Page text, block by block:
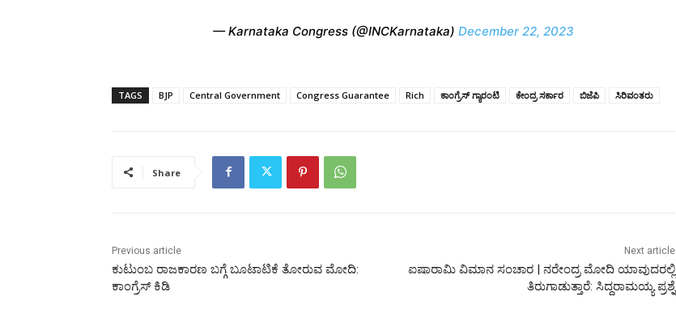
— Karnataka Congress (@INCKarnataka) December 22, 2023
TAGS BJP Central Government Congress Guarantee Rich ಕಾಂಗ್ರೆಸ್‌ ಗ್ಯಾರಂಟಿ ಕೇಂದ್ರ ಸರ್ಕಾರ ಬಿಜೆಪಿ ಸಿರಿವಂತರು
Share
Previous article
ಕುಟುಂಬ ರಾಜಕಾರಣ ಬಗ್ಗೆ ಬೂಟಾಟಿಕೆ ತೋರುವ ಮೋದಿ:
ಕಾಂಗ್ರೆಸ್‌ ಕಿಡಿ
Next article
ಐಷಾರಾಮಿ ವಿಮಾನ ಸಂಚಾರ | ನರೇಂದ್ರ ಮೋದಿ ಯಾವುದರಲ್ಲಿ
ತಿರುಗಾಡುತ್ತಾರೆ: ಸಿದ್ದರಾಮಯ್ಯ ಪ್ರಶ್ನೆ